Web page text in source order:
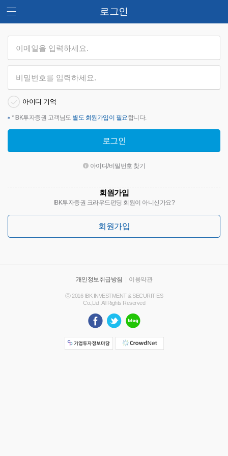
로그인
아이디 기억
*IBK투자증권 고객님도 별도 회원가입이 필요합니다.
로그인
아이디/비밀번호 찾기
회원가입
IBK투자증권 크라우드펀딩 회원이 아니신가요?
회원가입
개인정보취급방침 이용약관
ⓒ 2016 IBK INVESTMENT & SECURITIES
Co.,Ltd, All Rights Reserved